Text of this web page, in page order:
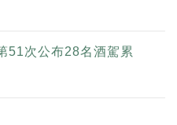
51次公布28名酒駕累